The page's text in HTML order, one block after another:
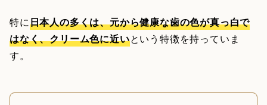
特に日本人の多くは、元から健康な歯の色が真っ白で
はなく、クリーム色に近いという特徴を持っていま
す。